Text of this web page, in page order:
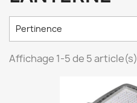
Pertinence
Affichage 1-5 de 5 article(s)